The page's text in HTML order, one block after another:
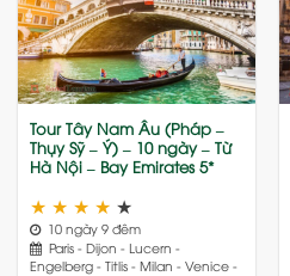
Add
to
wishlist
Tour Tây Nam Âu (Pháp –
Thụy Sỹ – Ý) – 10 ngày – Từ
Hà Nội – Bay Emirates 5*
★ ★ ★ ★ ★
10 ngày 9 đêm
Paris - Dijon - Lucern -
Engelberg - Titlis - Milan - Venice -